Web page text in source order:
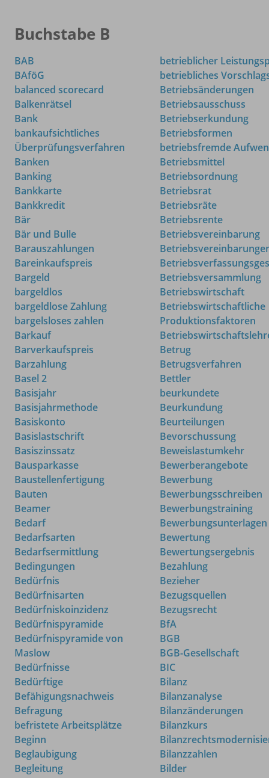
Buchstabe B
BAB
BAföG
balanced scorecard
Balkenrätsel
Bank
bankaufsichtliches
Überprüfungsverfahren
Banken
Banking
Bankkarte
Bankkredit
Bär
Bär und Bulle
Barauszahlungen
Bareinkaufspreis
Bargeld
bargeldlos
bargeldlose Zahlung
bargelsloses zahlen
Barkauf
Barverkaufspreis
Barzahlung
Basel 2
Basisjahr
Basisjahrmethode
Basiskonto
Basislastschrift
Basiszinssatz
Bausparkasse
Baustellenfertigung
Bauten
Beamer
Bedarf
Bedarfsarten
Bedarfsermittlung
Bedingungen
Bedürfnis
Bedürfnisarten
Bedürfniskoinzidenz
Bedürfnispyramide
Bedürfnispyramide von
Maslow
Bedürfnisse
Bedürftige
Befähigungsnachweis
Befragung
befristete Arbeitsplätze
Beginn
Beglaubigung
Begleitung
betrieblicher
betriebliches
Betriebsänderungen
Betriebsausschuss
Betriebserkundung
Betriebsformen
betriebsfremde
Betriebsmittel
Betriebsordnung
Betriebsrat
Betriebsräte
Betriebsrente
Betriebsvereinbarung
Betriebsversammlung
Betriebswirtschaft
Betriebswirtschaftliche
Produktionsfaktoren
Betrug
Betrugsverfahren
Bettler
beurkundete
Beurkundung
Beurteilungen
Bevorschussung
Beweislastumkehr
Bewerberangebote
Bewerbung
Bewerbungsschreiben
Bewerbungstraining
Bewerbungsunterlagen
Bewertung
Bewertungsergebnis
Bezahlung
Bezieher
Bezugsquellen
Bezugsrecht
BfA
BGB
BGB-Gesellschaft
BIC
Bilanz
Bilanzanalyse
Bilanzänderungen
Bilanzkurs
Bilanzzahlen
Bilder